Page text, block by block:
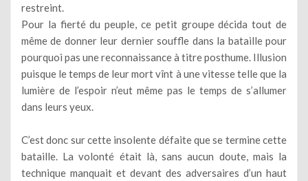
restreint.
Pour la fierté du peuple, ce petit groupe décida tout de
même de donner leur dernier souffle dans la bataille pour
pourquoi pas une reconnaissance à titre posthume. Illusion
puisque le temps de leur mort vînt à une vitesse telle que la
lumière de l’espoir n’eut même pas le temps de s’allumer
dans leurs yeux.
C’est donc sur cette insolente défaite que se termine cette
bataille. La volonté était là, sans aucun doute, mais la
technique manquait et devant des adversaires d’un haut